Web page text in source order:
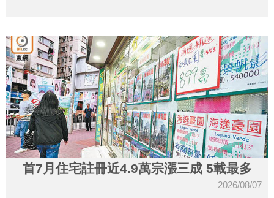
首7月住宅註冊近4.9萬宗漲三成 5載最多
2026/08/07